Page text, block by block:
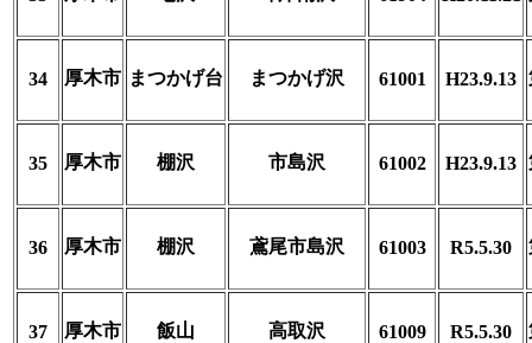
34 厚木市 まつかげ台 まつかげ沢 61001 H23.9.13
35 厚木市 棚沢 市島沢 61002 H23.9.13
36 厚木市 棚沢 鳶尾市島沢 61003 R5.5.30
37 厚木市 飯山 高取沢 61009 R5.5.30